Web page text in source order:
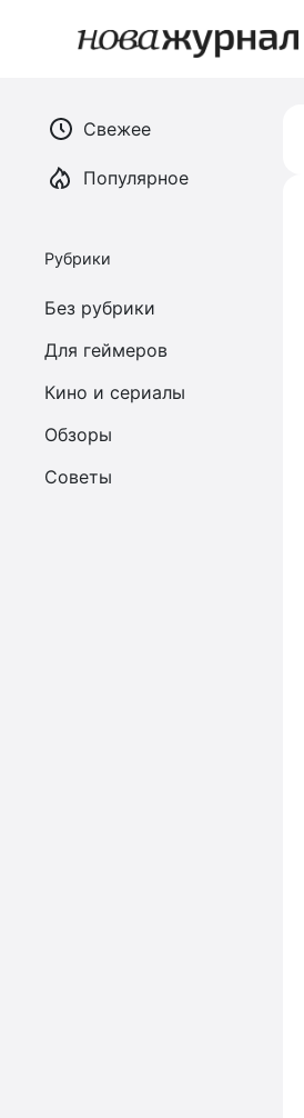
Свежее
Популярное
Рубрики
Без рубрики
Для геймеров
Кино и сериалы
Обзоры
Советы